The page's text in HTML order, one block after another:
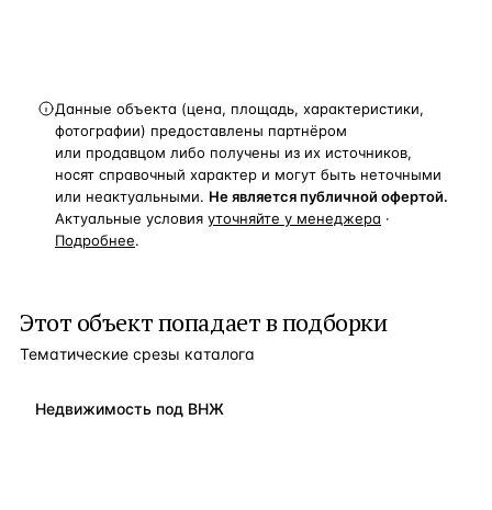
Данные объекта (цена, площадь, характеристики,
фотографии) предоставлены партнёром
или продавцом либо получены из их источников,
носят справочный характер и могут быть неточными
или неактуальными. Не является публичной офертой.
Актуальные условия уточняйте у менеджера ·
Подробнее.
Этот объект попадает в подборки
Тематические срезы каталога
Недвижимость под ВНЖ